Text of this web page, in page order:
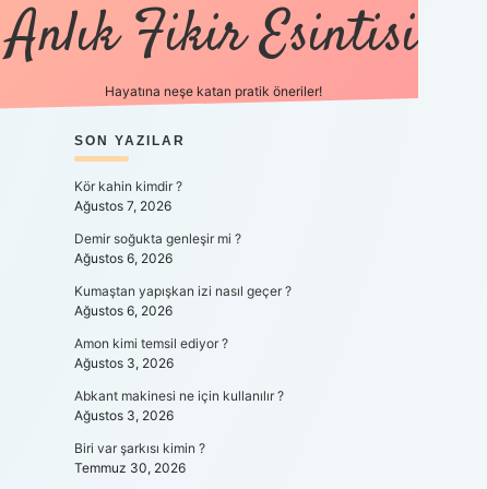
Anlık Fikir Esintisi
Hayatına neşe katan pratik öneriler!
SIDEBAR
SON YAZILAR
Kör kahin kimdir ?
Ağustos 7, 2026
Demir soğukta genleşir mi ?
Ağustos 6, 2026
Kumaştan yapışkan izi nasıl geçer ?
Ağustos 6, 2026
Amon kimi temsil ediyor ?
Ağustos 3, 2026
Abkant makinesi ne için kullanılır ?
Ağustos 3, 2026
Biri var şarkısı kimin ?
Temmuz 30, 2026